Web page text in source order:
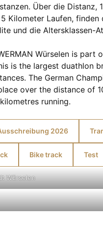
Über die Distanz,
Kilometer Laufen, finden
und die Altersklassen-
Würselen is part
is the largest duathlon
The German
over the distance of
running.
2026
Bike track Test
Würselen